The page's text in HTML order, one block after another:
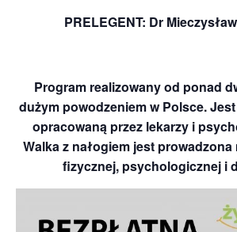
PRELEGENT: Dr
Program realizowany od ponad
dużym powodzeniem w Polsce.
opracowaną przez lekarzy i
Walka z nałogiem jest prowadzona
fizycznej, psychologicznej i